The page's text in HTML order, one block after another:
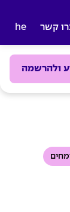
קשר he
ולהרשמה